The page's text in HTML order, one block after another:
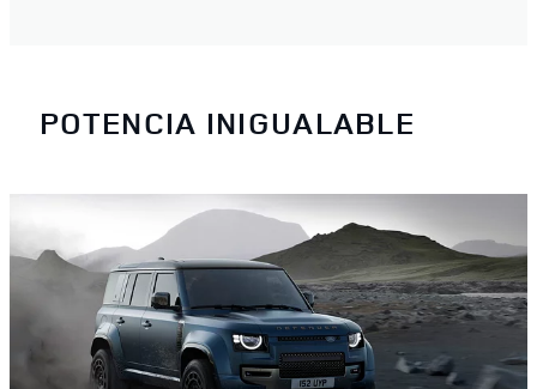
POTENCIA INIGUALABLE